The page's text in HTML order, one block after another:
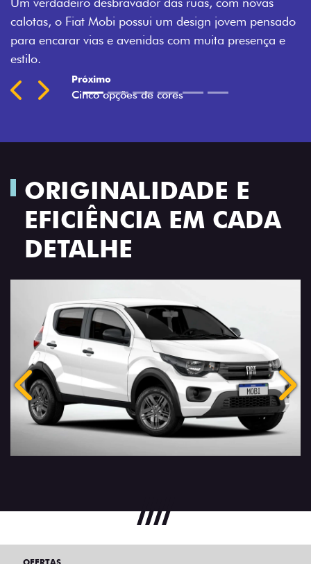
calotas, o Fiat Mobi possui um design jovem pensado
para encarar vias e avenidas com muita presença e
estilo.
Previous
Next
ORIGINALIDADE E
EFICIÊNCIA EM CADA
DETALHE
Anterior